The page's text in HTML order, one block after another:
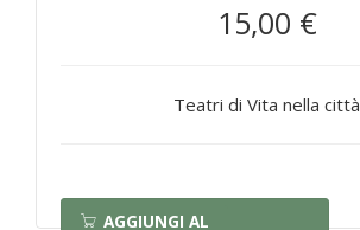
15,00 €
Teatri di Vita nella città
AGGIUNGI AL